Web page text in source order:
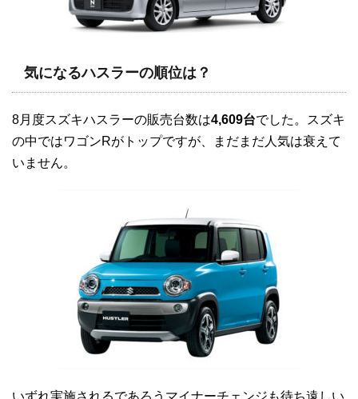
気になるハスラーの順位は？
8月度スズキハスラーの販売台数は4,609台でした。スズキ
の中ではワゴンRがトップですが、まだまだ人気は衰えて
いません。
いずれ実施されるであろうマイナーチェンジも待ち遠しい